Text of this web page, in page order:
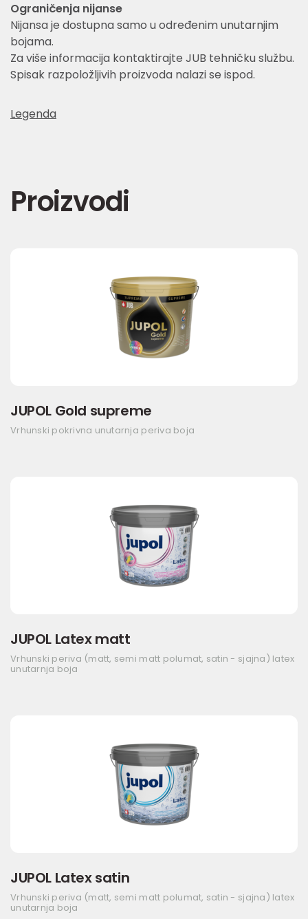
Ograničenja nijanse
Nijansa je dostupna samo u određenim unutarnjim
bojama.
Za više informacija kontaktirajte JUB tehničku službu.
Spisak razpoložljivih proizvoda nalazi se ispod.
Legenda
Proizvodi
JUPOL Gold supreme
Vrhunski pokrivna unutarnja periva boja
JUPOL Latex matt
Vrhunski periva (matt, semi matt polumat, satin - sjajna) latex
unutarnja boja
JUPOL Latex satin
Vrhunski periva (matt, semi matt polumat, satin - sjajna) latex
unutarnja boja